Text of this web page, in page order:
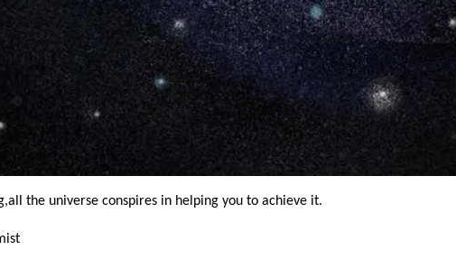
the universe conspires in helping you to achieve it.